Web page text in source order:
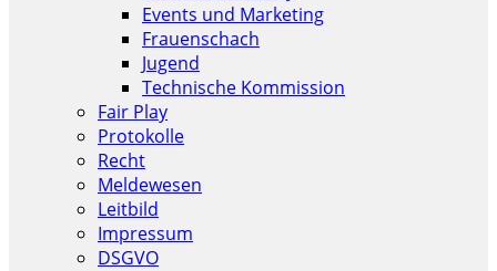
Events und Marketing
Frauenschach
Jugend
Technische Kommission
Fair Play
Protokolle
Recht
Meldewesen
Leitbild
Impressum
DSGVO